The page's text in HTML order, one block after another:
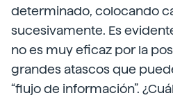
determinado, colocando
sucesivamente. Es
no es muy eficaz por la
grandes atascos que
“flujo de información”.